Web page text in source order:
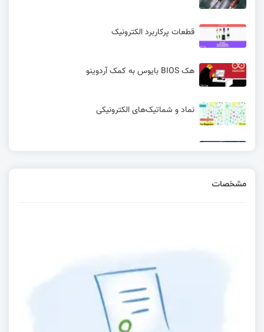
قطعات پرکاربرد الکترونیک
هک BIOS بایوس به کمک آردوینو
نماد و شماتیک‌های الکترونیکی
تراشه‌های خنک کننده AirJet
نصب نرم افزار آردوینو نسخه 2 بدون نیاز به اینترنت
مشخصات